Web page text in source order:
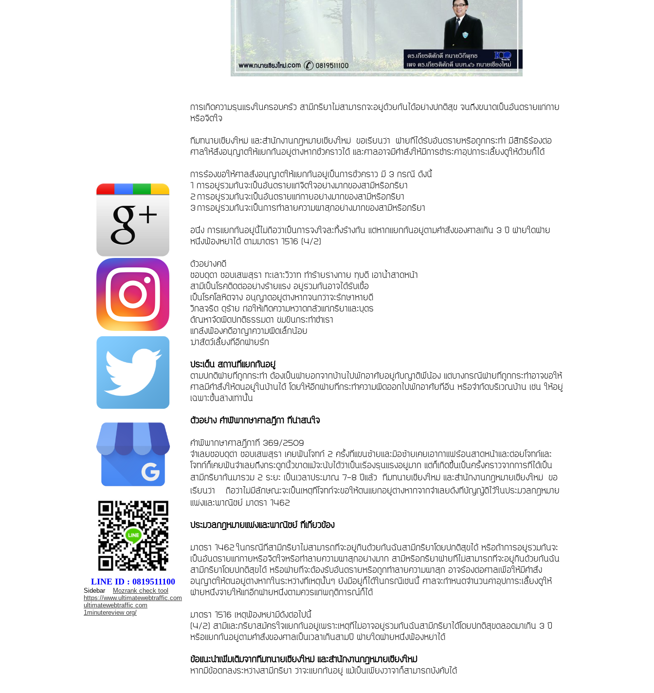
LINE ID : 0819511100
Sidebar
Mozrank check tool
https://www.ultimatewebtraffic.com
ultimatewebtraffic com
1minutereview org/
การเกิดความรุนแรงในครอบครัว สามีภริยาไม่สามารถจะอยู่ด้วยกันได้อย่างปกติสุข จนถึงขนาดเป็นอันตรายแก่กาย
หรือจิตใจ
ทีมทนายเชียงใหม่ และสำนักงานกฎหมายเชียงใหม่ ขอเรียนว่า ฝ่ายที่ได้รับอันตรายหรือถูกกระทำ มีสิทธิร้องต่อ
ศาลให้สั่งอนุญาตให้แยกกันอยู่ต่างหากชั่วคราวได้ และศาลอาจมีคำสั่งให้มีการชำระค่าอุปการะเลี้ยงดูให้ด้วยก็ได้
การร้องขอให้ศาลสั่งอนุญาตให้แยกกันอยู่เป็นการชั่วคราว มี 3 กรณี ดังนี้
1 การอยู่ร่วมกันจะเป็นอันตรายแก่จิตใจอย่างมากของสามีหรือภริยา
2 การอยู่ร่วมกันจะเป็นอันตรายแก่กายอย่างมากของสามีหรือภริยา
3 การอยู่ร่วมกันจะเป็นการทำลายความผาสุกอย่างมากของสามีหรือภริยา
อนึ่ง การแยกกันอยู่นี้ไม่ถือว่าเป็นการจงใจละทิ้งร้างกัน แต่หากแยกกันอยู่ตามคำสั่งของศาลเกิน 3 ปี ฝ่ายใดฝ่าย
หนึ่งฟ้องหย่าได้ ตามมาตรา 1516 (4/2)
ตัวอย่างคดี
ชอบดุดา ชอบเสพสุรา ทะเลาะวิวาท ทำร้ายร่างกาย ทุบตี เอาน้ำสาดหน้า
สามีเป็นโรคติดต่ออย่างร้ายแรง อยู่ร่วมกันอาจได้รับเชื้อ
เป็นโรคโลหิตจาง อนุญาตอยู่ต่างหากจนกว่าจะรักษาหายดี
วิกลจริต ดุร้าย ก่อให้เกิดความหวาดกลัวแก่ภริยาและบุตร
ตัณหาจัดผิดปกติธรรมดา ข่มขืนกระทำชำเรา
แกล้งฟ้องคดีอาญาความผิดเล็กน้อย
ฆ่าสัตว์เลี้ยงที่อีกฝ่ายรัก
ประเด็น สถานที่แยกกันอยู่
ตามปกติฝ่ายที่ถูกกระทำ ต้องเป็นฝ่ายอกจากบ้านไปพักอาศัยอยู่กับญาติพี่น้อง แต่บางกรณีฝ่ายที่ถูกกระทำอาจขอให้
ศาลมีคำสั่งให้ตนอยู่ในบ้านได้ โดยให้อีกฝ่ายที่กระทำความผิดออกไปพักอาศัยที่อื่น หรือจำกัดบริเวณบ้าน เช่น ให้อยู่
เฉพาะชั้นล่างเท่านั้น
ตัวอย่าง คำพิพากษาศาลฏีกา ที่น่าสนใจ
คำพิพากษาศาลฏีกาที่ 369/2509
จำเลยชอบดุด่า ชอบเสพสุรา เคยฟันโจทก์ 2 ครั้งที่แขนซ้ายและมือซ้ายเคยเอากาแฟร้อนสาดหน้าและต่อยโจทก์และ
โจทก์ก็เคยฟันจำเลยถึงกระดูกนิ้วขาดแม้จะนับได้ว่าเป็นเรื่องรุนแรงอยู่มาก แต่ก็เกิดขึ้นเป็นครั้งคราวจากการที่ได้เป็น
สามีภริยากันมารวม 2 ระยะ เป็นเวลาประมาณ 7-8 ปีแล้ว ทีมทนายเชียงใหม่ และสำนักงานกฎหมายเชียงใหม่ ขอ
เรียนว่า
ถือว่าไม่มีลักษณะจะเป็นเหตุที่โจทก์จะขอให้ตนแยกอยู่ต่างหากจากจำเลยดังที่บัญญัติไว้ในประมวลกฎหมาย
แพ่งและพาณิชย์ มาตรา 1462
ประมวลกฎหมายแพ่งและพาณิชย์ ที่เกี่ยวข้อง
มาตรา 1462 ในกรณีที่สามีภริยาไม่สามารถที่จะอยู่กินด้วยกันฉันสามีภริยาโดยปกติสุขได้ หรือถ้าการอยู่ร่วมกันจะ
เป็นอันตรายแก่กายหรือจิตใจหรือทำลายความผาสุกอย่างมาก สามีหรือภริยาฝ่ายที่ไม่สามารถที่จะอยู่กินด้วยกันฉัน
สามีภริยาโดยปกติสุขได้ หรือฝ่ายที่จะต้องรับอันตรายหรือถูกทำลายความผาสุก อาจร้องต่อศาลเพื่อให้มีคำสั่ง
อนุญาตให้ตนอยู่ต่างหากในระหว่างที่เหตุนั้นๆ ยังมีอยู่ก็ได้ในกรณีเช่นนี้ ศาลจะกำหนดจำนวนค่าอุปการะเลี้ยงดูให้
ฝ่ายหนึ่งจ่ายให้แก่อีกฝ่ายหนึ่งตามควรแก่พฤติการณ์ก็ได้
มาตรา 1516 เหตุฟ้องหย่ามีดังต่อไปนี้
(4/2) สามีและภริยาสมัครใจแยกกันอยู่เพราะเหตุที่ไม่อาจอยู่ร่วมกันฉันสามีภริยาได้โดยปกติสุขตลอดมาเกิน 3 ปี
หรือแยกกันอยู่ตามคำสั่งของศาลเป็นเวลาเกินสามปี ฝ่ายใดฝ่ายหนึ่งฟ้องหย่าได้
ข้อแนะนำเพิ่มเติมจากทีมทนายเชียงใหม่ และสำนักงานกฎหมายเชียงใหม่
หากมีข้อตกลงระหว่างสามีภริยา ว่าจะแยกกันอยู่ แม้เป็นเพียงวาจาก็สามารถบังคับได้